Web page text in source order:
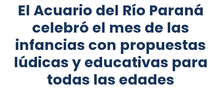
El Acuario del Río Paraná
celebró el mes de las
infancias con propuestas
lúdicas y educativas para
todas las edades